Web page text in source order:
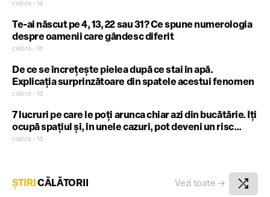
făcut
csid.ro • 1d
Te-ai născut pe 4, 13, 22 sau 31? Ce spune numerologia
despre oamenii care gândesc diferit
csid.ro • 1d
De ce se încrețește pielea după ce stai în apă.
Explicația surprinzătoare din spatele acestui fenomen
csid.ro • 1d
7 lucruri pe care le poți arunca chiar azi din bucătărie. Îți
ocupă spațiul și, în unele cazuri, pot deveni un risc
pentru sănătate
csid.ro • 1d
ȘTIRICĂLĂTORII Vezi toate → shuffle